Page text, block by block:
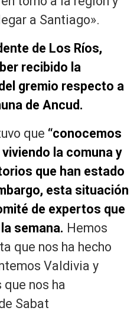
a Santiago».
de Los Ríos,
recibido la
gremio respecto a
de Ancud.
que “conocemos
la comuna y
que han estado
esta situación
de expertos que
semana. Hemos
que nos ha hecho
Valdivia y
nos ha
Sabat